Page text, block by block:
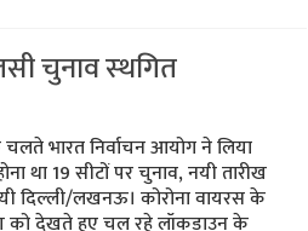
चुनाव स्‍थगित
भारत निर्वाचन आयोग ने लिया
था 19 सीटों पर चुनाव, नयी तारीख
दिल्‍ली/लखनऊ। कोरोना वायरस के
को देखते हुए चल रहे लॉकडाउन के